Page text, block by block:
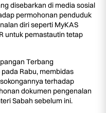
disebarkan di media sosial
permohonan penduduk
diri seperti MyKAS
untuk pemastautin tetap
Terbang
Rabu, membidas
terhadap
dokumen pengenalan
Sabah sebelum ini.